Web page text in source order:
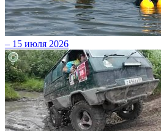
– 15 июля 2026